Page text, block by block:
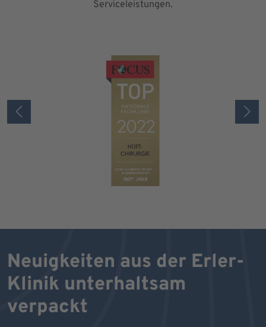
Serviceleistungen.
Neuigkeiten aus der Erler-
Klinik unterhaltsam
verpackt